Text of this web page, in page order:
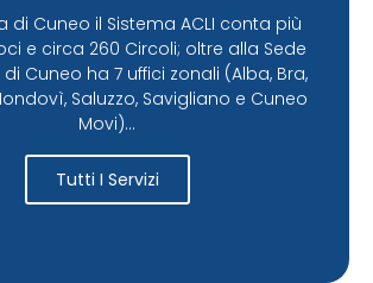
di Cuneo il Sistema ACLI conta più
e circa 260 Circoli; oltre alla Sede
Cuneo ha 7 uffici zonali (Alba, Bra,
Saluzzo, Savigliano e Cuneo
Movi)...
Tutti I Servizi